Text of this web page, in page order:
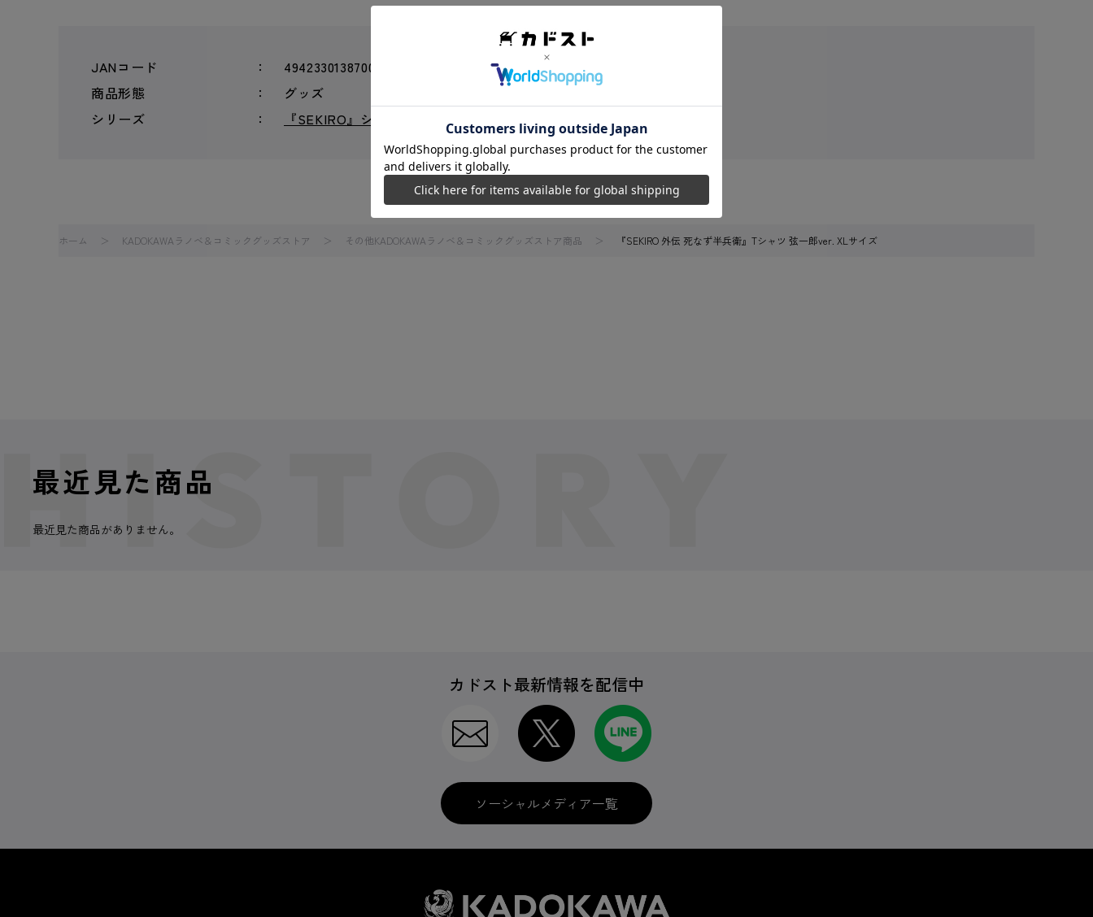
JANコード
4942330138700
商品形態
グッズ
シリーズ
『SEKIRO』シリーズ
ホーム KADOKAWAラノベ＆コミックグッズストア その他KADOKAWAラノベ＆コミックグッズストア商品 『SEKIRO 外伝 死なず半兵衛』Tシャツ 弦一郎ver. XLサイズ
最近見た商品
最近見た商品がありません。
カドスト最新情報を配信中
ソーシャルメディア一覧